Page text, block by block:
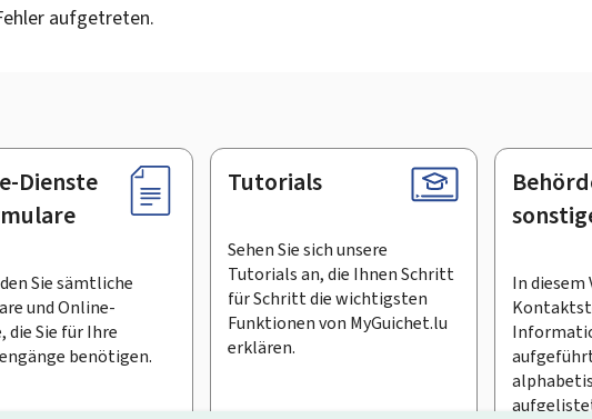
aufgetreten.
Dienste
Sie sämtliche
und Online-
die Sie für Ihre
benötigen.
Tutorials
Sehen Sie sich unsere
Tutorials an, die Ihnen Schritt
für Schritt die wichtigsten
Funktionen von MyGuichet.lu
erklären.
In diesem